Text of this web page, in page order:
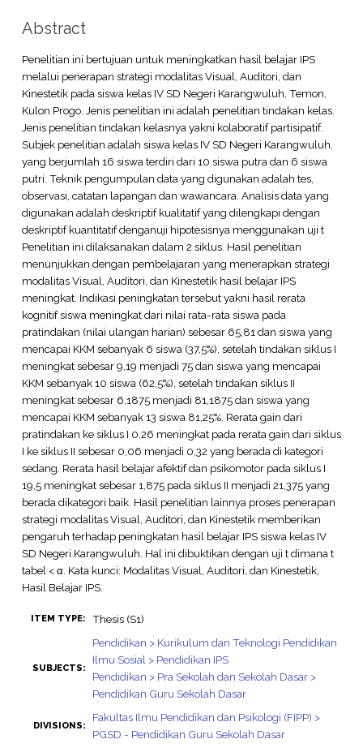
Abstract
Penelitian ini bertujuan untuk meningkatkan hasil belajar IPS
melalui penerapan strategi modalitas Visual, Auditori, dan
Kinestetik pada siswa kelas IV SD Negeri Karangwuluh, Temon,
Kulon Progo. Jenis penelitian ini adalah penelitian tindakan kelas.
Jenis penelitian tindakan kelasnya yakni kolaboratif partisipatif.
Subjek penelitian adalah siswa kelas IV SD Negeri Karangwuluh,
yang berjumlah 16 siswa terdiri dari 10 siswa putra dan 6 siswa
putri. Teknik pengumpulan data yang digunakan adalah tes,
observasi, catatan lapangan dan wawancara. Analisis data yang
digunakan adalah deskriptif kualitatif yang dilengkapi dengan
deskriptif kuantitatif denganuji hipotesisnya menggunakan uji t
Penelitian ini dilaksanakan dalam 2 siklus. Hasil penelitian
menunjukkan dengan pembelajaran yang menerapkan strategi
modalitas Visual, Auditori, dan Kinestetik hasil belajar IPS
meningkat. Indikasi peningkatan tersebut yakni hasil rerata
kognitif siswa meningkat dari nilai rata-rata siswa pada
pratindakan (nilai ulangan harian) sebesar 65,81 dan siswa yang
mencapai KKM sebanyak 6 siswa (37,5%), setelah tindakan siklus I
meningkat sebesar 9,19 menjadi 75 dan siswa yang mencapai
KKM sebanyak 10 siswa (62,5%), setelah tindakan siklus II
meningkat sebesar 6,1875 menjadi 81,1875 dan siswa yang
mencapai KKM sebanyak 13 siswa 81,25%. Rerata gain dari
pratindakan ke siklus I 0,26 meningkat pada rerata gain dari siklus
I ke siklus II sebesar 0,06 menjadi 0,32 yang berada di kategori
sedang. Rerata hasil belajar afektif dan psikomotor pada siklus I
19,5 meningkat sebesar 1,875 pada siklus II menjadi 21,375 yang
berada dikategori baik. Hasil penelitian lainnya proses penerapan
strategi modalitas Visual, Auditori, dan Kinestetik memberikan
pengaruh terhadap peningkatan hasil belajar IPS siswa kelas IV
SD Negeri Karangwuluh. Hal ini dibuktikan dengan uji t dimana t
tabel < α. Kata kunci: Modalitas Visual, Auditori, dan Kinestetik,
Hasil Belajar IPS.
ITEM TYPE: Thesis (S1)
SUBJECTS:
Pendidikan > Kurikulum dan Teknologi Pendidikan
Ilmu Sosial > Pendidikan IPS
Pendidikan > Pra Sekolah dan Sekolah Dasar >
Pendidikan Guru Sekolah Dasar
DIVISIONS:
Fakultas Ilmu Pendidikan dan Psikologi (FIPP) >
PGSD - Pendidikan Guru Sekolah Dasar